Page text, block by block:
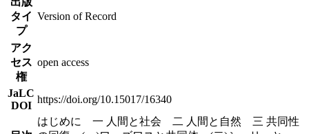
タイ
プ
Version of Record
アク
セス
権
open access
JaLC
DOI
https://doi.org/10.15017/16340
はじめに 一 人間と社会 二 人間と自然 三 共同性